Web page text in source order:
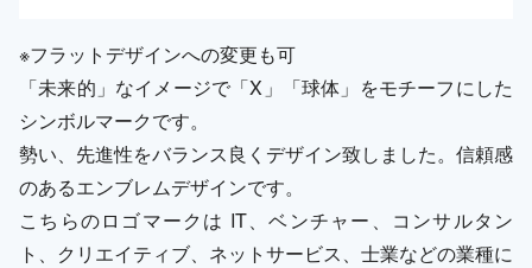
※フラットデザインへの変更も可
「未来的」なイメージで「X」「球体」をモチーフにした
シンボルマークです。
勢い、先進性をバランス良くデザイン致しました。信頼感
のあるエンブレムデザインです。
こちらのロゴマークは IT、ベンチャー、コンサルタン
ト、クリエイティブ、ネットサービス、士業などの業種に